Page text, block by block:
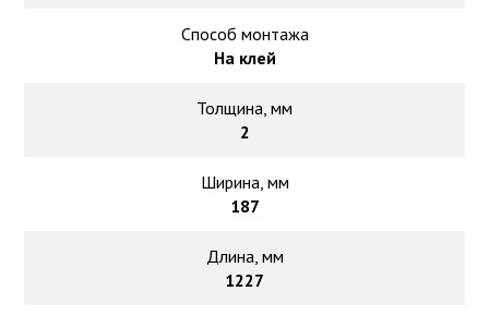
Способ монтажа
На клей
Толщина, мм
2
Ширина, мм
187
Длина, мм
1227